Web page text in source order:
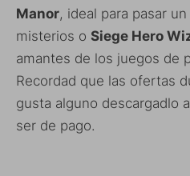
Manor, ideal para pasar
misterios o Siege Hero
amantes de los juegos de
Recordad que las ofertas
gusta alguno descargadlo
ser de pago.